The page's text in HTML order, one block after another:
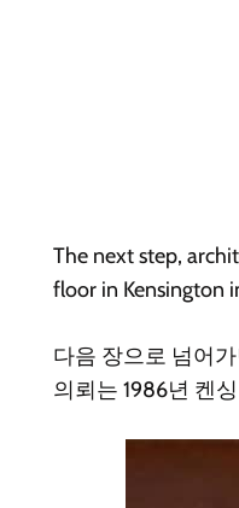
The next step,
floor in Kensington
다음 장으로 넘어
의뢰는 1986년 켄